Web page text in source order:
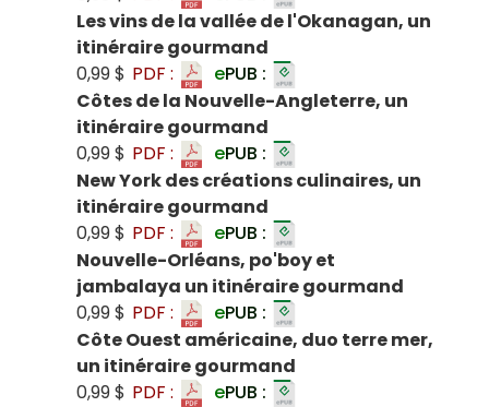
Les vins de la vallée de l'Okanagan, un
itinéraire gourmand
0,99 $ PDF : ePUB :
Côtes de la Nouvelle-Angleterre, un
itinéraire gourmand
0,99 $ PDF : ePUB :
New York des créations culinaires, un
itinéraire gourmand
0,99 $ PDF : ePUB :
Nouvelle-Orléans, po'boy et
jambalaya un itinéraire gourmand
0,99 $ PDF : ePUB :
Côte Ouest américaine, duo terre mer,
un itinéraire gourmand
0,99 $ PDF : ePUB :